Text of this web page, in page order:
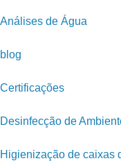
Análises de Água
blog
Certificações
Desinfecção de
Higienização de caixas